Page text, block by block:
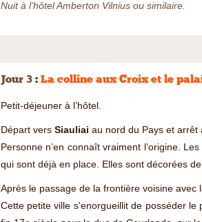
Nuit à l’hôtel Amberton Vilnius ou similaire.
Jour 3: La colline aux Croix et le
Petit-déjeuner à l’hôtel.
Départ vers Siauliai au nord du Pays et arrêt
Personne n’en connaît vraiment l’origine.
qui sont déjà en place. Elles sont décorées
Après le passage de la frontière voisine avec
Cette petite ville s'enorgueillit de posséder